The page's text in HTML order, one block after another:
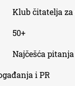
Klub čitatelja
50+
Najčešća pitanja
i PR